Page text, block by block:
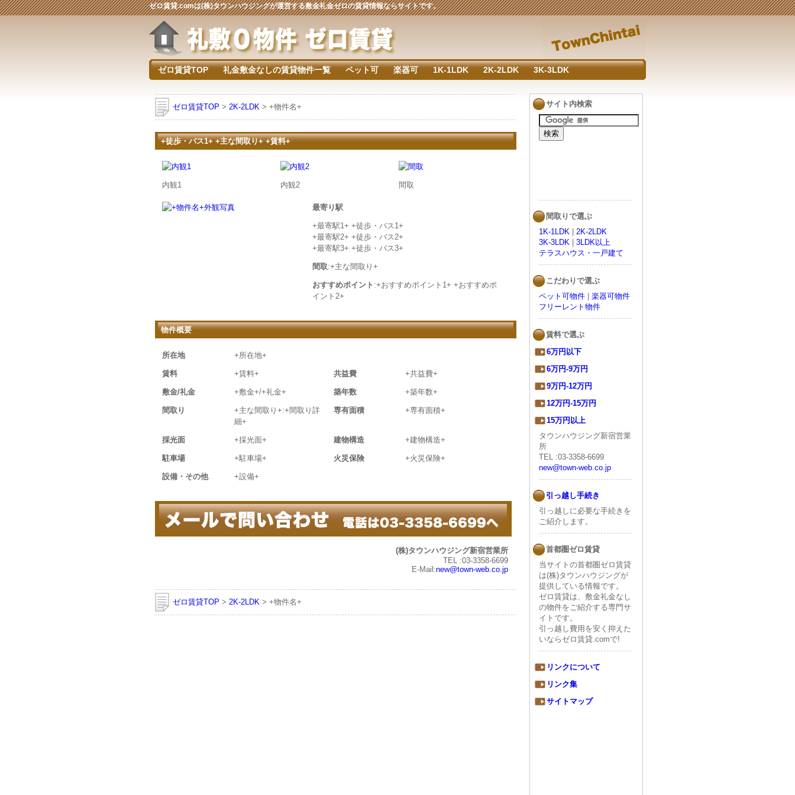
ゼロ賃貸.comは(株)タウンハウジングが運営する敷金礼金ゼロの賃貸情報ならサイトです。
ゼロ賃貸TOP 礼金敷金なしの賃貸物件一覧 ペット可 楽器可 1K-1LDK 2K-2LDK 3K-3LDK
ゼロ賃貸TOP > 2K-2LDK > +物件名+
+徒歩・バス1+ +主な間取り+ +賃料+
内観1 内観2 間取
最寄り駅
+最寄駅1+ +徒歩・バス1+
+最寄駅2+ +徒歩・バス2+
+最寄駅3+ +徒歩・バス3+
間取:+主な間取り+
おすすめポイント :+おすすめポイント1+ +おすすめポ
イント2+
物件概要
所在地 +所在地+
賃料 +賃料+ 共益費 +共益費+
敷金/礼金 +敷金+/+礼金+ 築年数 +築年数+
間取り
+主な間取り+:+間取り詳
細+
専有面積 +専有面積+
採光面 +採光面+ 建物構造 +建物構造+
駐車場 +駐車場+ 火災保険 +火災保険+
設備・その他 +設備+
(株)タウンハウジング新宿営業所
TEL :03-3358-6699
E-Mail:new@town-web.co.jp
ゼロ賃貸TOP > 2K-2LDK > +物件名+
サイト内検索
間取りで選ぶ
1K-1LDK
2K-2LDK
3K-3LDK
3LDK以上
テラスハウス・一戸建て
こだわりで選ぶ
ペット可物件
楽器可物件
フリーレント物件
賃料で選ぶ
6万円以下
6万円-9万円
9万円-12万円
12万円-15万円
15万円以上
タウンハウジング新宿営業
所
TEL :03-3358-6699
new@town-web.co.jp
引っ越し手続き
引っ越しに必要な手続きを
ご紹介します。
首都圏ゼロ賃貸
当サイトの首都圏ゼロ賃貸
は(株)タウンハウジングが
提供している情報です。
ゼロ賃貸は、敷金礼金なし
の物件をご紹介する専門サ
イトです。
引っ越し費用を安く抑えた
いならゼロ賃貸.comで!
リンクについて
リンク集
サイトマップ